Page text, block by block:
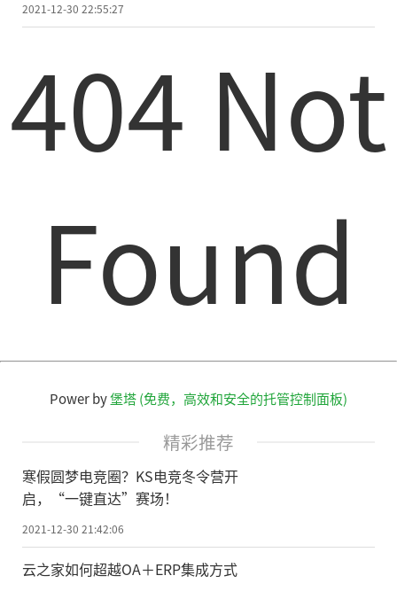
2021-12-30 22:55:27
404 Not
Found
Power by堡塔 (免费，高效和安全的托管控制面板)
精彩推荐
寒假圆梦电竞圈？KS电竞冬令营开
启，“一键直达”赛场！
2021-12-30 21:42:06
云之家如何超越OA＋ERP集成方式